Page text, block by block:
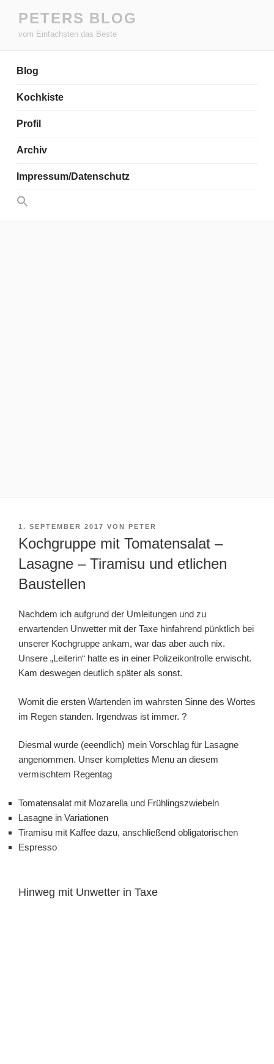
Inhalt
springen
PETERS BLOG
vom Einfachsten das Beste
Blog
Kochkiste
Profil
Archiv
Impressum/Datenschutz
Search
for:
VERÖFFENTLICHT
AM
1. SEPTEMBER 2017 VON PETER
Kochgruppe mit Tomatensalat –
Lasagne – Tiramisu und etlichen
Baustellen
Nachdem ich aufgrund der Umleitungen und zu
erwartenden Unwetter mit der Taxe hinfahrend pünktlich bei
unserer Kochgruppe ankam, war das aber auch nix.
Unsere „Leiterin“ hatte es in einer Polizeikontrolle erwischt.
Kam deswegen deutlich später als sonst.
Womit die ersten Wartenden im wahrsten Sinne des Wortes
im Regen standen. Irgendwas ist immer. ?
Diesmal wurde (eeendlich) mein Vorschlag für Lasagne
angenommen. Unser komplettes Menu an diesem
vermischtem Regentag
Tomatensalat mit Mozarella und Frühlingszwiebeln
Lasagne in Variationen
Tiramisu mit Kaffee dazu, anschließend obligatorischen
Espresso
Hinweg mit Unwetter in Taxe